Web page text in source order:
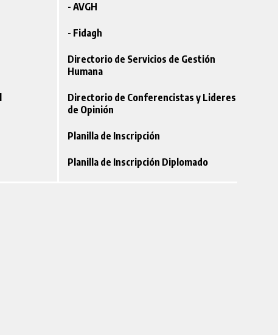
- AVGH
- Fidagh
Directorio de Servicios de Gestión
Humana
Directorio de Conferencistas y Lideres
de Opinión
Planilla de Inscripción
Planilla de Inscripción Diplomado